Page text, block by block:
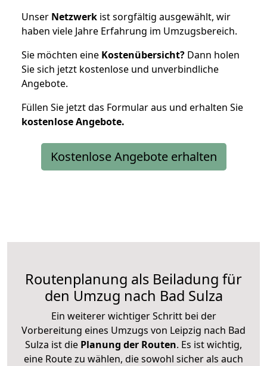
Unser Netzwerk ist sorgfältig ausgewählt, wir
haben viele Jahre Erfahrung im Umzugsbereich.
Sie möchten eine Kostenübersicht? Dann holen
Sie sich jetzt kostenlose und unverbindliche
Angebote.
Füllen Sie jetzt das Formular aus und erhalten Sie
kostenloseAngebote.
Kostenlose Angebote erhalten
Routenplanung als Beiladung für
den Umzug nach Bad Sulza
Ein weiterer wichtiger Schritt bei der
Vorbereitung eines Umzugs von Leipzig nach Bad
Sulza ist die Planung der Routen. Es ist wichtig,
eine Route zu wählen, die sowohl sicher als auch